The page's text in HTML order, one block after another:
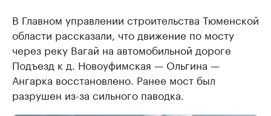
В Главном управлении строительства Тюменской
области рассказали, что движение по мосту
через реку Вагай на автомобильной дороге
Подъезд к д. Новоуфимская — Ольгина —
Ангарка восстановлено. Ранее мост был
разрушен из-за сильного паводка.